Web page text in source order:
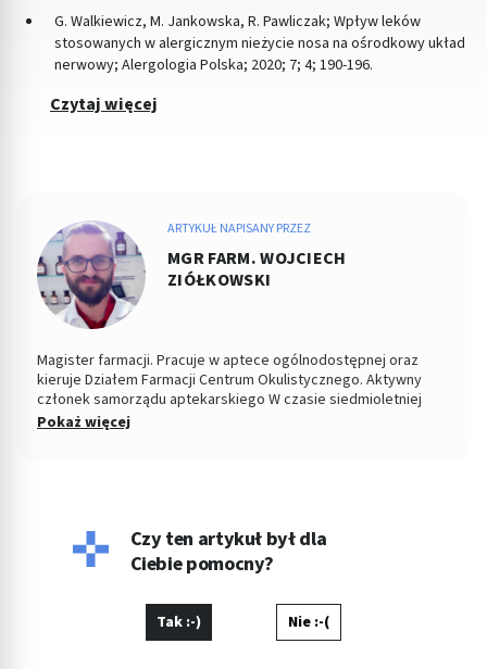
G. Walkiewicz, M. Jankowska, R. Pawliczak; Wpływ leków
stosowanych w alergicznym nieżycie nosa na ośrodkowy układ
nerwowy; Alergologia Polska; 2020; 7; 4; 190-196.
Czytaj więcej
ARTYKUŁ NAPISANY PRZEZ
MGR FARM. WOJCIECH
ZIÓŁKOWSKI
Magister farmacji. Pracuje w aptece ogólnodostępnej oraz
kieruje Działem Farmacji Centrum Okulistycznego. Aktywny
członek samorządu aptekarskiego W czasie siedmioletniej
pracy zawodowej rozwiązał nieskończoną ilość problemów z
(Evidence Based Medicine). Prywatnie szczęśliwy mąż, tata
Krzysia oraz fan piłki nożnej i gotowania.
Pokaż więcej
Czy ten artykuł był dla
Ciebie pomocny?
Tak :-) Nie :-(